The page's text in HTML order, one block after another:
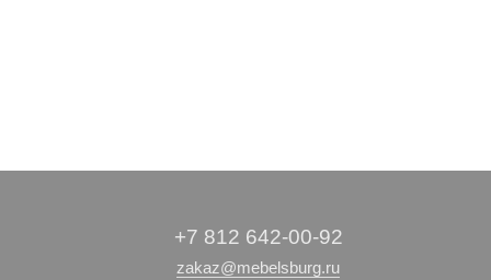
+7 812 642-00-92
zakaz@mebelsburg.ru